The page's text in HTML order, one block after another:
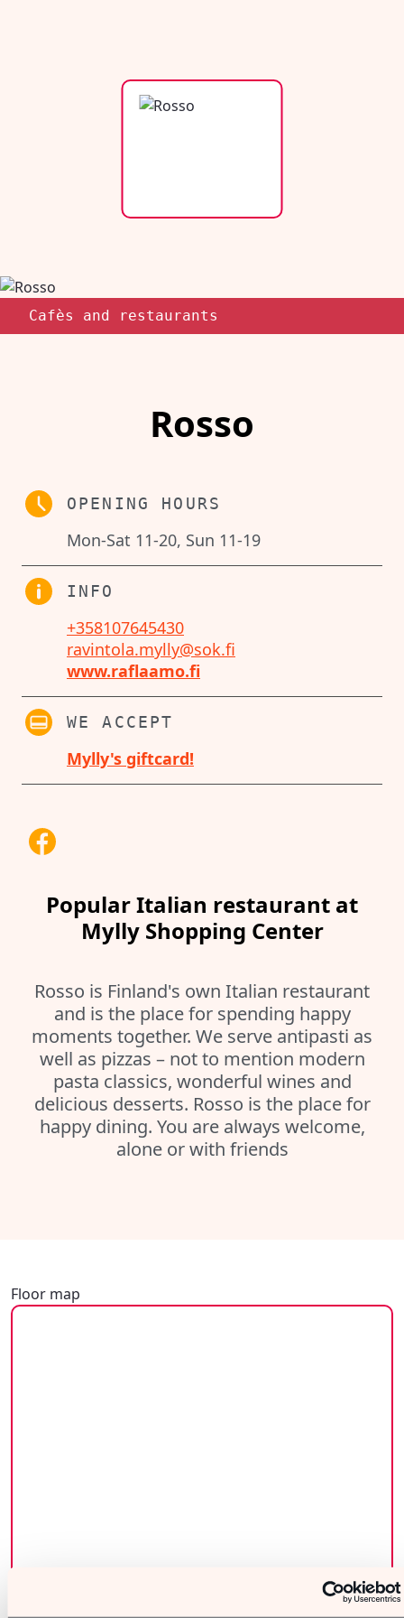
Cafès and restaurants
Rosso
OPENING HOURS
Mon-Sat 11-20, Sun 11-19
INFO
+358107645430
ravintola.mylly@sok.fi
www.raflaamo.fi
WE ACCEPT
Mylly's giftcard!
Popular Italian restaurant at
Mylly Shopping Center
Rosso is Finland's own Italian restaurant
and is the place for spending happy
moments together. We serve antipasti as
well as pizzas – not to mention modern
pasta classics, wonderful wines and
delicious desserts. Rosso is the place for
happy dining. You are always welcome,
alone or with friends
Floor map